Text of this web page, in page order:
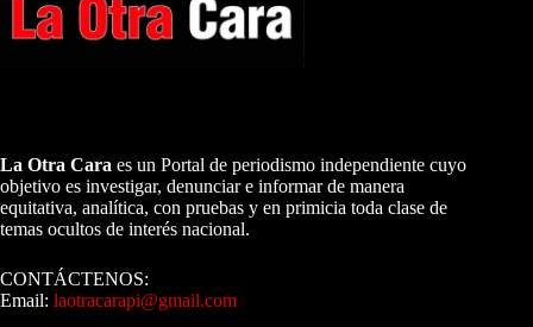
La Otra Cara es un Portal de periodismo independiente cuyo
objetivo es investigar, denunciar e informar de manera
equitativa, analítica, con pruebas y en primicia toda clase de
temas ocultos de interés nacional.
CONTÁCTENOS:
Email: laotracarapi@gmail.com